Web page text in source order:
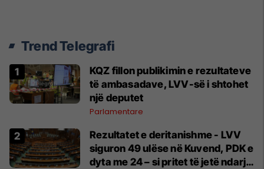
Trend Telegrafi
KQZ fillon publikimin e rezultateve
të ambasadave, LVV-së i shtohet
një deputet
Parlamentare
Rezultatet e deritanishme - LVV
siguron 49 ulëse në Kuvend, PDK e
dyta me 24 – si pritet të jetë ndarja